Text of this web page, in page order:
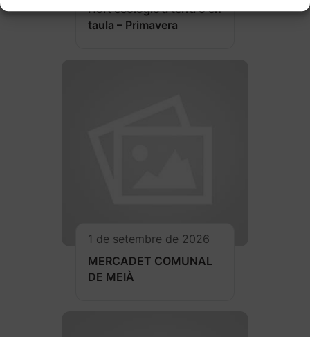
Hort ecològic a terra o en
taula – Primavera
1 de setembre de 2026
MERCADET COMUNAL
DE MEIÀ